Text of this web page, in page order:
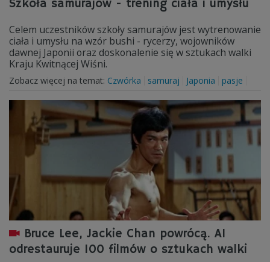
Szkoła samurajów - trening ciała i umysłu
Celem uczestników szkoły samurajów jest wytrenowanie
ciała i umysłu na wzór bushi - rycerzy, wojowników
dawnej Japonii oraz doskonalenie się w sztukach walki
Kraju Kwitnącej Wiśni.
Zobacz więcej na temat: Czwórka samuraj Japonia pasje
Bruce Lee, Jackie Chan powrócą. AI
odrestauruje 100 filmów o sztukach walki